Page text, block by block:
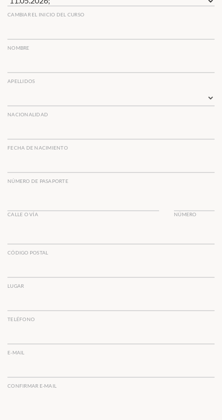
CAMBIAR EL INICIO DEL CURSO
NOMBRE
APELLIDOS
NACIONALIDAD
FECHA DE NACIMIENTO
NÚMERO DE PASAPORTE
CALLE O VÍA NÚMERO
CÓDIGO POSTAL
LUGAR
TELÉFONO
E-MAIL
CONFIRMAR E-MAIL